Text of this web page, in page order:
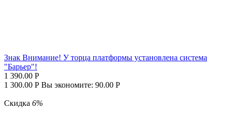
Знак Внимание! У торца платформы установлена система
"Барьер"!
1 390.00 Р
1 300.00 Р Вы экономите: 90.00 Р
Скидка 6%